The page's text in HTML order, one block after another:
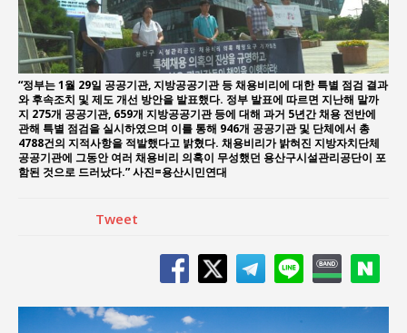
“정부는 1월 29일 공공기관, 지방공공기관 등 채용비리에 대한 특별 점검 결과
와 후속조치 및 제도 개선 방안을 발표했다. 정부 발표에 따르면 지난해 말까
지 275개 공공기관, 659개 지방공공기관 등에 대해 과거 5년간 채용 전반에
관해 특별 점검을 실시하였으며 이를 통해 946개 공공기관 및 단체에서 총
4788건의 지적사항을 적발했다고 밝혔다. 채용비리가 밝혀진 지방자치단체
공공기관에 그동안 여러 채용비리 의혹이 무성했던 용산구시설관리공단이 포
함된 것으로 드러났다.” 사진=용산시민연대
Tweet